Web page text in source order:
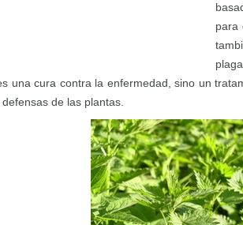
para
una cura contra la enfermedad, sino un
de las plantas.